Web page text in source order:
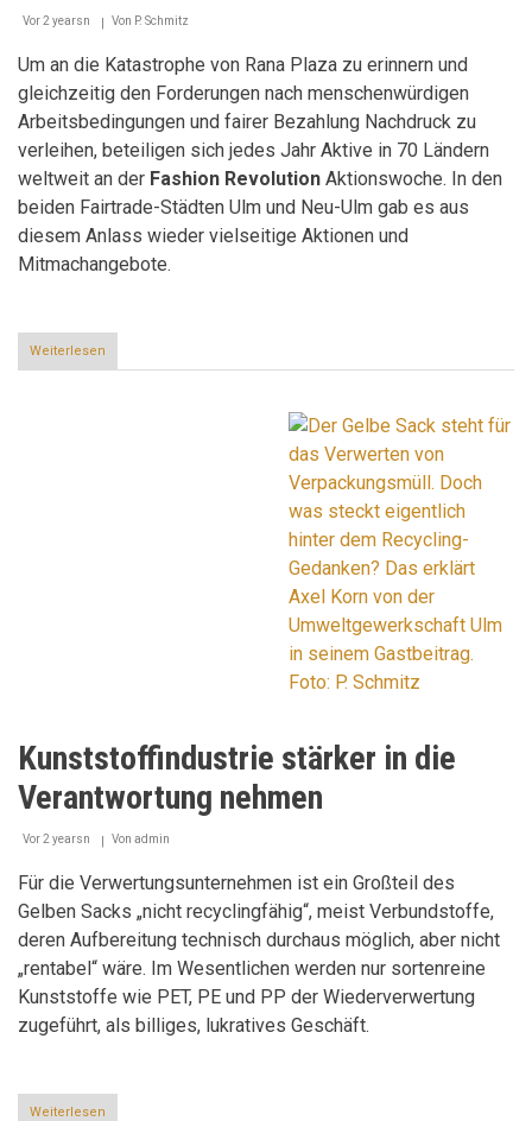
Vor 2 yearsn Von P. Schmitz
Um an die Katastrophe von Rana Plaza zu erinnern und
gleichzeitig den Forderungen nach menschenwürdigen
Arbeitsbedingungen und fairer Bezahlung Nachdruck zu
verleihen, beteiligen sich jedes Jahr Aktive in 70 Ländern
weltweit an der Fashion Revolution Aktionswoche. In den
beiden Fairtrade-Städten Ulm und Neu-Ulm gab es aus
diesem Anlass wieder vielseitige Aktionen und
Mitmachangebote.
Weiterlesen
Großes
Kunststoffindustrie stärker in die
Verantwortung nehmen
Vor 2 yearsn Von admin
Für die Verwertungsunternehmen ist ein Großteil des
Gelben Sacks „nicht recyclingfähig“, meist Verbundstoffe,
deren Aufbereitung technisch durchaus möglich, aber nicht
„rentabel“ wäre. Im Wesentlichen werden nur sortenreine
Kunststoffe wie PET, PE und PP der Wiederverwertung
zugeführt, als billiges, lukratives Geschäft.
Weiterlesen